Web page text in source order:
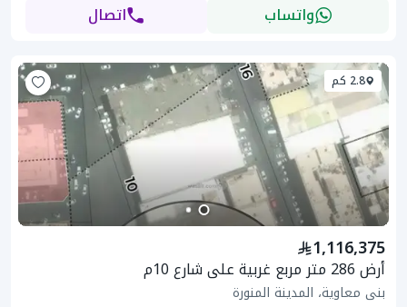
واتساب اتصال
2.8 كم
1,116,375
أرض 286 متر مربع غربية على شارع 10م
بنى معاوية، المدينة المنورة